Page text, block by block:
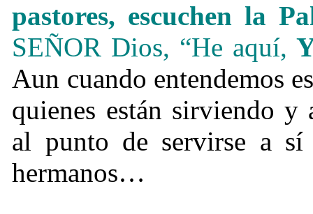
pastores, escuchen la
SEÑOR Dios, “He aquí,
Aun cuando entendemos
quienes están sirviendo y
al punto de servirse a
hermanos…